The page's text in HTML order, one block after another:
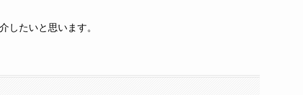
したいと思います。